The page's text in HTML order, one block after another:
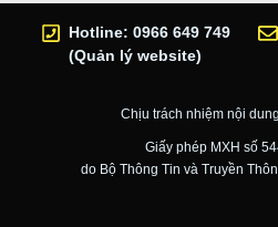
Hotline: 0966 649 749
(Quản lý website)
Chịu trách nhiệm nội
Giấy phép MXH số
do Bộ Thông Tin và Truyền